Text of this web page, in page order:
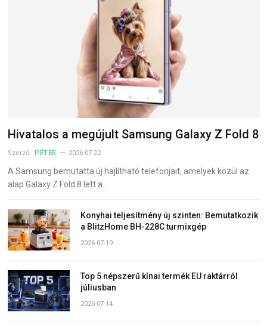
Hivatalos a megújult Samsung Galaxy Z Fold 8
Szerző: PÉTER 2026-07-22
A Samsung bemutatta új hajlítható telefonjait, amelyek közül az
alap Galaxy Z Fold 8 lett a…
Konyhai teljesítmény új szinten: Bemutatkozik
a BlitzHome BH-228C turmixgép
2026-07-19
Top 5 népszerű kínai termék EU raktárról
júliusban
2026-07-14